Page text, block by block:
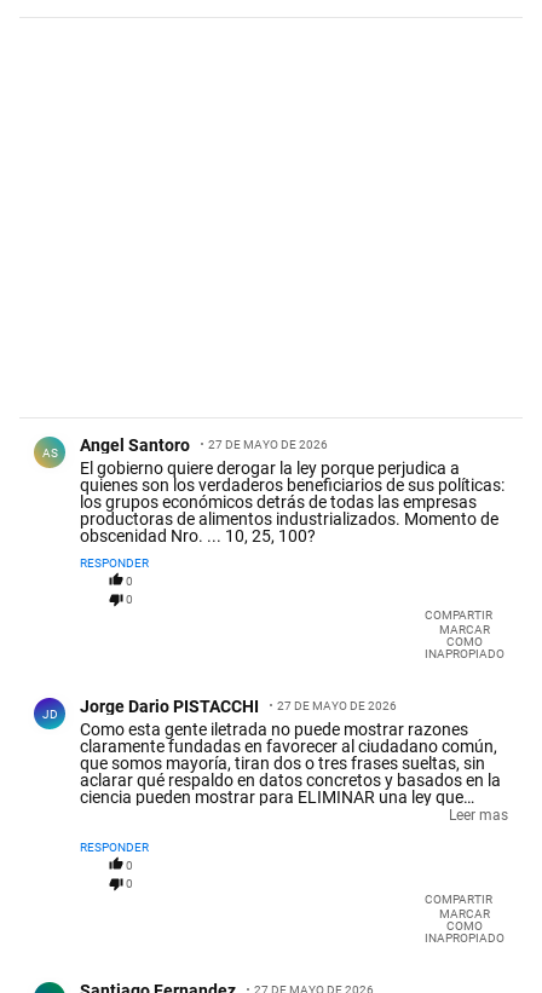
AS Angel Santoro 27 DE MAYO DE 2026
El gobierno quiere derogar la ley porque perjudica a
quienes son los verdaderos beneficiarios de sus políticas:
los grupos económicos detrás de todas las empresas
productoras de alimentos industrializados. Momento de
obscenidad Nro. ... 10, 25, 100?
RESPONDER
0
0
COMPARTIR
MARCAR
COMO
INAPROPIADO
JD Jorge Dario PISTACCHI 27 DE MAYO DE 2026
Como esta gente iletrada no puede mostrar razones
claramente fundadas en favorecer al ciudadano común,
que somos mayoría, tiran dos o tres frases sueltas, sin
aclarar qué respaldo en datos concretos y basados en la
ciencia pueden mostrar para ELIMINAR una ley que
podrá ser mejorada, pero claramente avanzaba en la
información clara y obligatoria sobre los alimentos que
ofrecen las empresas. Provocan una sonrisa piadosa las
referencias a las supuestas ventajas PARA LAS PyMES al
voltear la Ley y referencias vagas y bien superficiales
sobre los países vecinos, que ya tienen leyes similares
Leer mas
RESPONDER
0
0
COMPARTIR
MARCAR
COMO
INAPROPIADO